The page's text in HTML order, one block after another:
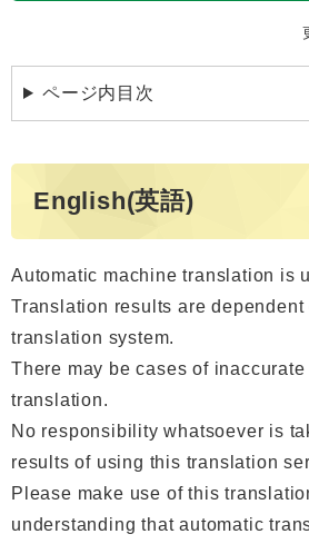
ページ内目次
English(英語)
Automatic machine translation is
Translation results are dependent
translation system.
There may be cases of
translation.
No responsibility whatsoever is
results of using this translation
Please make use of this
understanding that automatic